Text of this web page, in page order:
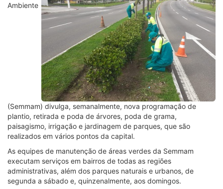
Ambiente
(Semmam) divulga, semanalmente, nova programação de
plantio, retirada e poda de árvores, poda de grama,
paisagismo, irrigação e jardinagem de parques, que são
realizados em vários pontos da capital.
As equipes de manutenção de áreas verdes da Semmam
executam serviços em bairros de todas as regiões
administrativas, além dos parques naturais e urbanos, de
segunda a sábado e, quinzenalmente, aos domingos.